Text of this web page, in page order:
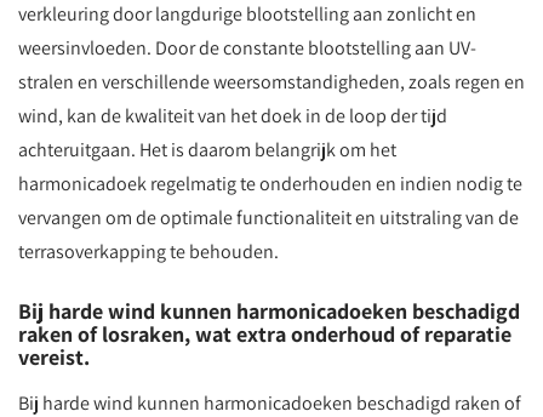
verkleuring door langdurige blootstelling aan zonlicht en
weersinvloeden. Door de constante blootstelling aan UV-
stralen en verschillende weersomstandigheden, zoals regen en
wind, kan de kwaliteit van het doek in de loop der tijd
achteruitgaan. Het is daarom belangrijk om het
harmonicadoek regelmatig te onderhouden en indien nodig te
vervangen om de optimale functionaliteit en uitstraling van de
terrasoverkapping te behouden.
Bij harde wind kunnen harmonicadoeken beschadigd
raken of losraken, wat extra onderhoud of reparatie
vereist.
Bij harde wind kunnen harmonicadoeken beschadigd raken of